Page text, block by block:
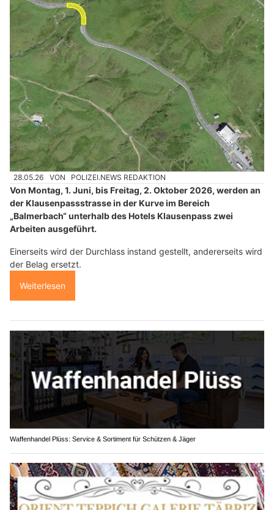
28.05.26 VON POLIZEI.NEWS REDAKTION
Von Montag, 1. Juni, bis Freitag, 2. Oktober 2026, werden an
der Klausenpassstrasse in der Kurve im Bereich
„Balmerbach“ unterhalb des Hotels Klausenpass zwei
Arbeiten ausgeführt.
Einerseits wird der Durchlass instand gestellt, andererseits wird
der Belag ersetzt.
Weiterlesen
Waffenhandel Plüss: Service & Sortiment für Schützen & Jäger